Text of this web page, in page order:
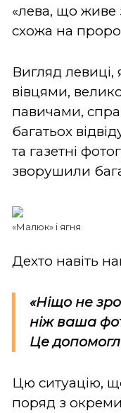
«лева, що живе
схожа на
Вигляд левиці,
вівцями,
павичами,
багатьох
та газетні
зворушили
«Малюк» і ягня
Дехто навіть
«Ніщо не
ніж ваша
Це
Цю ситуацію,
поряд з